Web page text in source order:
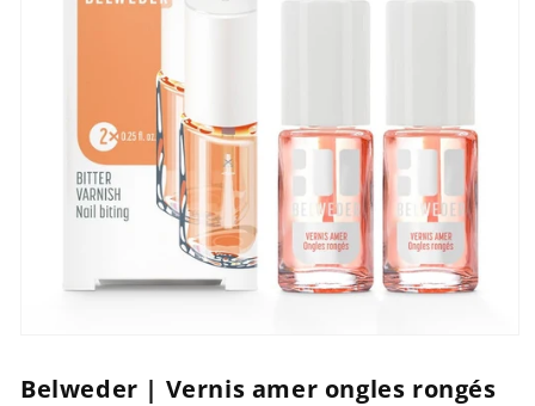
média
1
Belweder | Vernis amer ongles rongés